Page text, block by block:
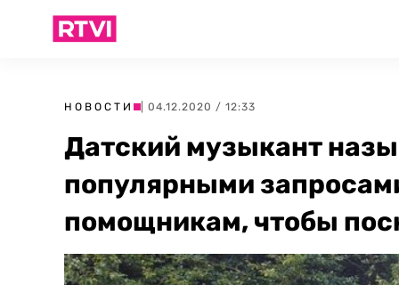
НОВОСТИ | 04.12.2020 / 12:33
Датский музыкант
популярными
помощникам, чтобы